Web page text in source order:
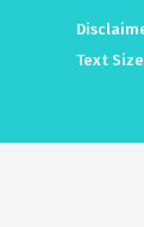
Text Size